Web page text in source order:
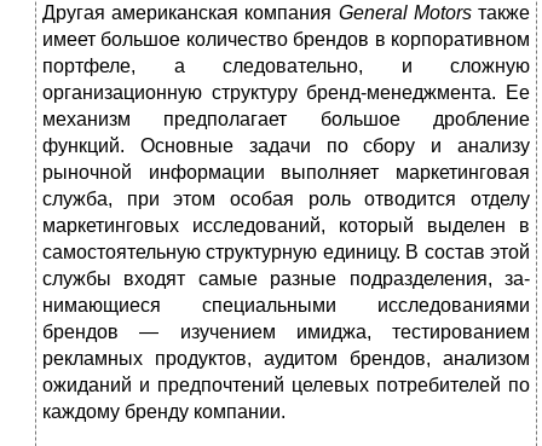
Другая американская компания General Motors также
имеет боль­шое количество брендов в корпоративном
портфеле, а следовательно, и сложную
организационную структуру бренд-менеджмента. Ее
механизм предполагает большое дробление
функций. Основные задачи по сбору и анализу
рыночной информации выполняет маркетинговая
служба, при этом особая роль отводится отделу
маркетинговых ис­следований, который выделен в
самостоятельную структурную еди­ницу. В состав этой
службы входят самые разные подразделения, за­
нимающиеся специальными исследованиями
брендов — изучением имиджа, тестированием
рекламных продуктов, аудитом брендов, ана­лизом
ожиданий и предпочтений целевых потребителей по
каждому бренду компании.